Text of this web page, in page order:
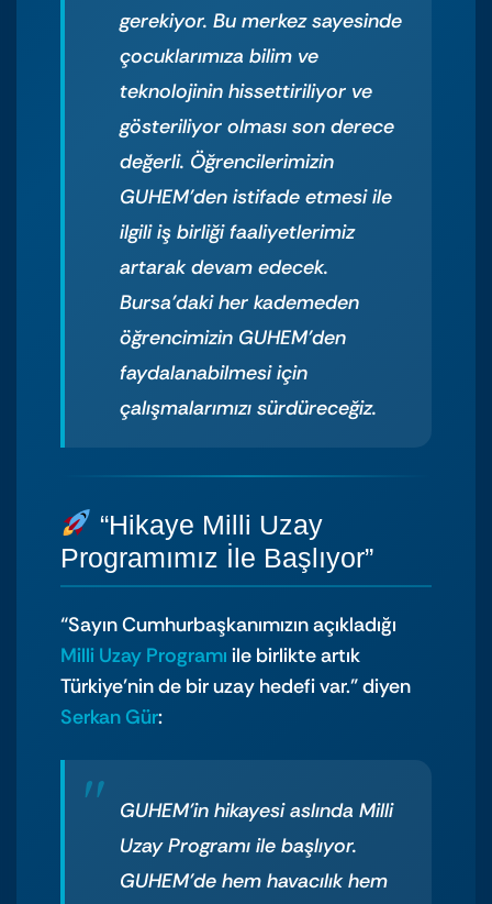
gerekiyor. Bu merkez sayesinde
çocuklarımıza bilim ve
teknolojinin hissettiriliyor ve
gösteriliyor olması son derece
değerli. Öğrencilerimizin
GUHEM’den istifade etmesi ile
ilgili iş birliği faaliyetlerimiz
artarak devam edecek.
Bursa’daki her kademeden
öğrencimizin GUHEM’den
faydalanabilmesi için
çalışmalarımızı sürdüreceğiz.
“Hikaye Milli Uzay
Programımız İle Başlıyor”
“Sayın Cumhurbaşkanımızın açıkladığı
Milli Uzay Programı ile birlikte artık
Türkiye’nin de bir uzay hedefi var.” diyen
Serkan Gür:
GUHEM’in hikayesi aslında Milli
Uzay Programı ile başlıyor.
GUHEM’de hem havacılık hem